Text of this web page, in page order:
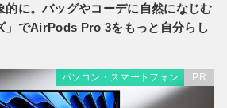
的に。バッグやコーデに自然になじむ
」でAirPods Pro 3をもっと自分らし
パソコン・スマートフォン PR